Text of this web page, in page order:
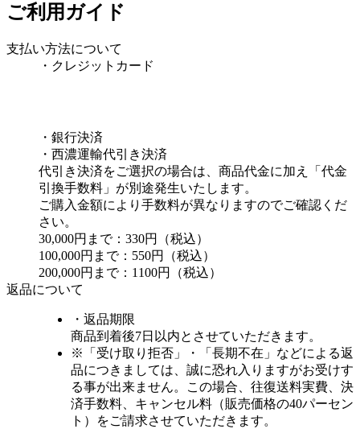
ご利用ガイド
支払い方法について
・クレジットカード
・銀行決済
・西濃運輸代引き決済
代引き決済をご選択の場合は、商品代金に加え「代金
引換手数料」が別途発生いたします。
ご購入金額により手数料が異なりますのでご確認くだ
さい。
30,000円まで：330円（税込）
100,000円まで：550円（税込）
200,000円まで：1100円（税込）
返品について
・返品期限
商品到着後7日以内とさせていただきます。
※「受け取り拒否」・「長期不在」などによる返
品につきましては、誠に恐れ入りますがお受けす
る事が出来ません。この場合、往復送料実費、決
済手数料、キャンセル料（販売価格の40パーセン
ト）をご請求させていただきます。